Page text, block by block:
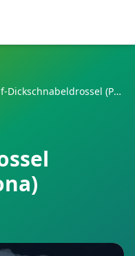
Schwarzkopf-Dickschnabeldrossel (Puntius tetrazona)